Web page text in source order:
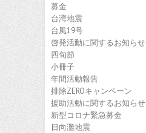
募金
台湾地震
台風19号
啓発活動に関するお知らせ
四旬節
小冊子
年間活動報告
排除ZEROキャンペーン
援助活動に関するお知らせ
新型コロナ緊急募金
日向灘地震